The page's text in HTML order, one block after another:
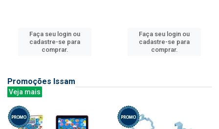
Faça seu login ou
cadastre-se para
comprar.
Faça seu login ou
cadastre-se para
comprar.
Promoções Issam
Veja mais